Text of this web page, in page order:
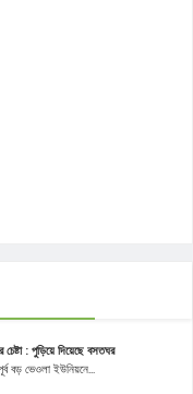
: পুড়িয়ে দিয়েছে বসতঘর
বড় ভেওলা ইউনিয়নে...